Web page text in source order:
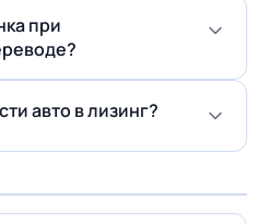
при
авто в лизинг?